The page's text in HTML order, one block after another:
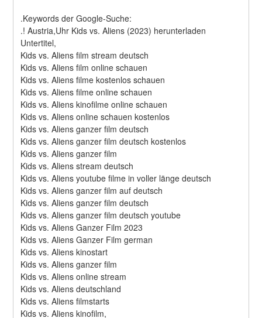
.Keywords der Google-Suche:
.! Austria,Uhr Kids vs. Aliens (2023) herunterladen
Untertitel,
Kids vs. Aliens film stream deutsch
Kids vs. Aliens film online schauen
Kids vs. Aliens filme kostenlos schauen
Kids vs. Aliens filme online schauen
Kids vs. Aliens kinofilme online schauen
Kids vs. Aliens online schauen kostenlos
Kids vs. Aliens ganzer film deutsch
Kids vs. Aliens ganzer film deutsch kostenlos
Kids vs. Aliens ganzer film
Kids vs. Aliens stream deutsch
Kids vs. Aliens youtube filme in voller länge deutsch
Kids vs. Aliens ganzer film auf deutsch
Kids vs. Aliens ganzer film deutsch
Kids vs. Aliens ganzer film deutsch youtube
Kids vs. Aliens Ganzer Film 2023
Kids vs. Aliens Ganzer Film german
Kids vs. Aliens kinostart
Kids vs. Aliens ganzer film
Kids vs. Aliens online stream
Kids vs. Aliens deutschland
Kids vs. Aliens filmstarts
Kids vs. Aliens kinofilm,